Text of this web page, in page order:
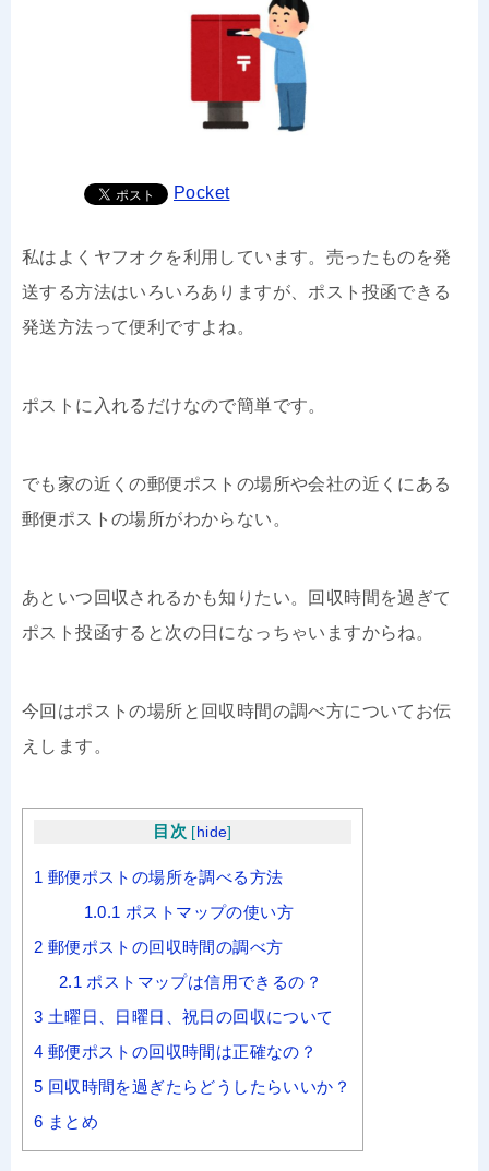
Pocket
私はよくヤフオクを利用しています。売ったものを発
送する方法はいろいろありますが、ポスト投函できる
発送方法って便利ですよね。
ポストに入れるだけなので簡単です。
でも家の近くの郵便ポストの場所や会社の近くにある
郵便ポストの場所がわからない。
あといつ回収されるかも知りたい。回収時間を過ぎて
ポスト投函すると次の日になっちゃいますからね。
今回はポストの場所と回収時間の調べ方についてお伝
えします。
目次 [hide]
1 郵便ポストの場所を調べる方法
1.0.1 ポストマップの使い方
2 郵便ポストの回収時間の調べ方
2.1 ポストマップは信用できるの？
3 土曜日、日曜日、祝日の回収について
4 郵便ポストの回収時間は正確なの？
5 回収時間を過ぎたらどうしたらいいか？
6 まとめ